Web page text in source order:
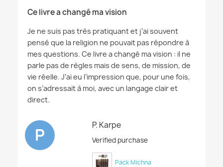
Ce livre a changé ma vision
Je ne suis pas très pratiquant et j’ai souvent
pensé que la religion ne pouvait pas répondre à
mes questions. Ce livre a changé ma vision : il ne
parle pas de règles mais de sens, de mission, de
vie réelle. J’ai eu l’impression que, pour une fois,
on s’adressait à moi, avec un langage clair et
direct.
P P. Karpe
Verified purchase
Pack Michna